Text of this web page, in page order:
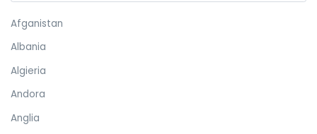
Afganistan
Albania
Algieria
Andora
Anglia